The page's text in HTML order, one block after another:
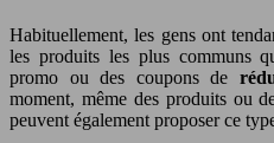
Habituellement, les gens ont
les produits les plus communs
promo ou des coupons de
moment, même des produits ou
peuvent également proposer ce